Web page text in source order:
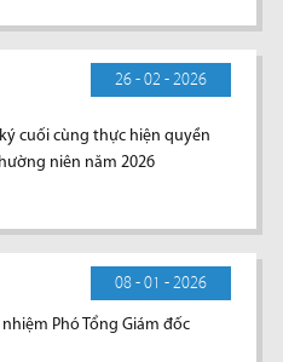
26 - 02 - 2026
cuối cùng thực hiện quyền
niên năm 2026
08 - 01 - 2026
nhiệm Phó Tổng Giám đốc